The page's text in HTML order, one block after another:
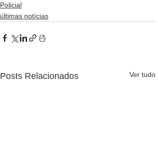
Policial
últimas notícias
Posts Relacionados Ver tudo